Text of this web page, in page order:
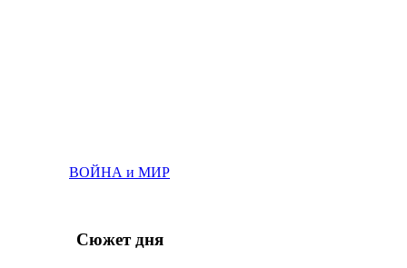
ВОЙНА и МИР
Сюжет дня